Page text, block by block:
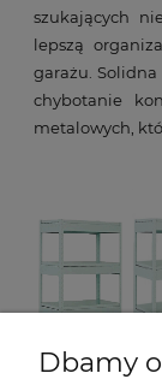
szukających
lepszą
garażu.
chybotanie
metalowych,
Dbamy